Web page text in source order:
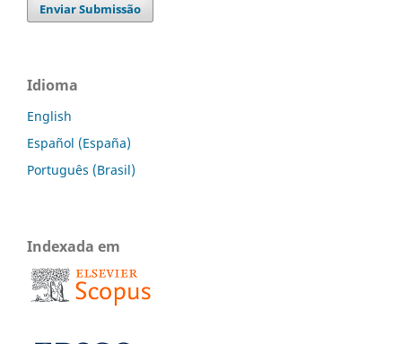
Enviar Submissão
Idioma
English
Español (España)
Português (Brasil)
Indexada em